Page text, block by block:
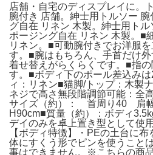
店舗・自宅のディスプレイに。
腕付き 店舗。紳士用トルソー
グ自在 リネン 木製。紳士用ト
ポージング自在 リネン 木製。■
リネン。■可動腕付きでお洋服
す。■腕はもちろん、手首だけ外
着せ替えがらくらくです。■指
す。■ボディ下のポール差込み
ィ：リネン■猫脚/トップ：木製
ネジで高さ無段階調節可能：全
サイズ（約）： 首周り40
H90cm■質量（約）：ボディ
デイのみを卓上置き型として使
【ボディ特徴】・PEの土台に
体にすくう形でピンを使うこと
事はできません。※こちらの商